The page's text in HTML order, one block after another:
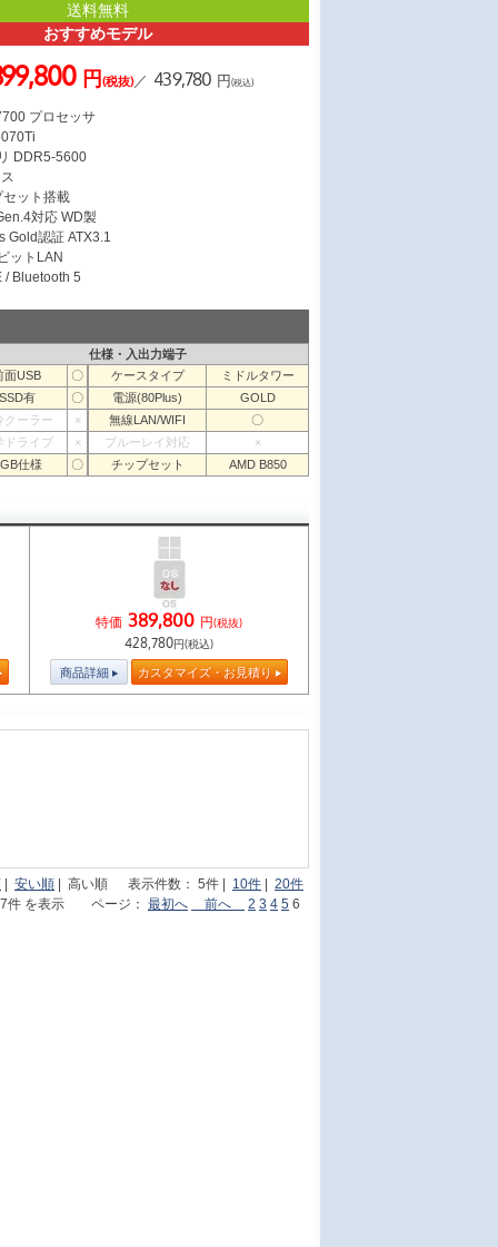
送料無料
おすすめモデル
円(税抜)／ 439,780 円(税込)
プロセッサ
DDR5-5600
ット搭載
対応 WD製
Gold認証 ATX3.1
ットLAN
/ Bluetooth 5
仕様・入出力端子
面USB 〇 ケースタイプ
ミドルタワー
SSD有 〇 電源(80Plus)
GOLD
クーラー × 無線LAN/WIFI
〇
ドライブ × ブルーレイ対応
×
仕様 〇 チップセット AMD B850
特価 389,800 円(税抜)
428,780円(税込)
商品詳細 カスタマイズ・お見積り
安い順 | 高い順 表示件数： 5件 | 10件
20件
件 を表示 ページ： 最初へ 前へ 2 3 4 5 6